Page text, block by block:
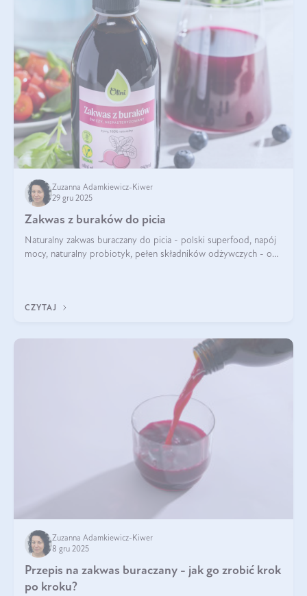
Zuzanna Adamkiewicz-Kiwer
29 gru 2025
Zakwas z buraków do picia
Naturalny zakwas buraczany do picia - polski superfood, napój
mocy, naturalny probiotyk, pełen składników odżywczych - o
CZYTAJ
Zuzanna Adamkiewicz-Kiwer
8 gru 2025
Przepis na zakwas buraczany - jak go zrobić krok
po kroku?